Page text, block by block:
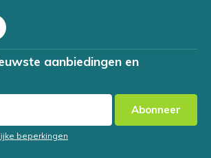
aanbiedingen en
Abonneer
beperkingen